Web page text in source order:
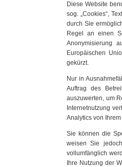
Diese Website
sog. „Cookies“,
durch Sie
Regel an einen
Anonymisierung
Europäischen
gekürzt.
Nur in
Auftrag des
auszuwerten, um
Internetnutzung
Analytics von
Sie können die
weisen Sie
vollumfänglich
Ihre Nutzung der